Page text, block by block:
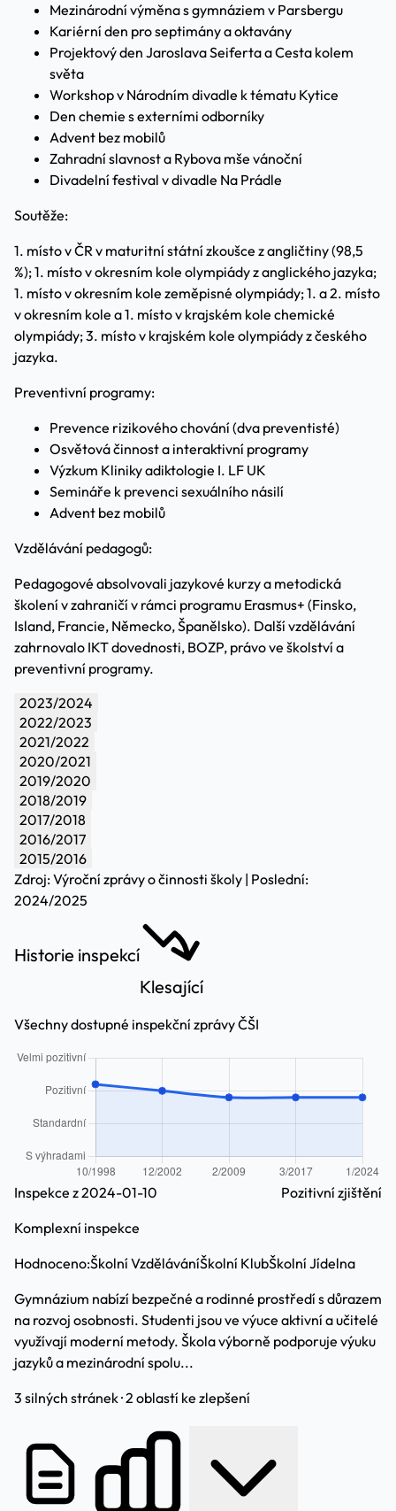
Mezinárodní výměna s gymnáziem v Parsbergu
Kariérní den pro septimány a oktavány
Projektový den Jaroslava Seiferta a Cesta kolem
světa
Workshop v Národním divadle k tématu Kytice
Den chemie s externími odborníky
Advent bez mobilů
Zahradní slavnost a Rybova mše vánoční
Divadelní festival v divadle Na Prádle
Soutěže:
1. místo v ČR v maturitní státní zkoušce z angličtiny (98,5
%); 1. místo v okresním kole olympiády z anglického jazyka;
1. místo v okresním kole zeměpisné olympiády; 1. a 2. místo
v okresním kole a 1. místo v krajském kole chemické
olympiády; 3. místo v krajském kole olympiády z českého
jazyka.
Preventivní programy:
Prevence rizikového chování (dva preventisté)
Osvětová činnost a interaktivní programy
Výzkum Kliniky adiktologie I. LF UK
Semináře k prevenci sexuálního násilí
Advent bez mobilů
Vzdělávání pedagogů:
Pedagogové absolvovali jazykové kurzy a metodická
školení v zahraničí v rámci programu Erasmus+ (Finsko,
Island, Francie, Německo, Španělsko). Další vzdělávání
zahrnovalo IKT dovednosti, BOZP, právo ve školství a
preventivní programy.
2023/2024
2022/2023
2021/2022
2020/2021
2019/2020
2018/2019
2017/2018
2016/2017
2015/2016
Zdroj: Výroční zprávy o činnosti školy | Poslední:
2024/2025
Historie inspekcí
Klesající
Všechny dostupné inspekční zprávy ČŠI
Inspekce z 2024-01-10
Komplexní inspekce
Pozitivní zjištění
Hodnoceno:Školní VzděláváníŠkolní KlubŠkolní Jídelna
Gymnázium nabízí bezpečné a rodinné prostředí s důrazem
na rozvoj osobnosti. Studenti jsou ve výuce aktivní a učitelé
využívají moderní metody. Škola výborně podporuje výuku
jazyků a mezinárodní spolu...
3 silných stránek · 2 oblastí ke zlepšení